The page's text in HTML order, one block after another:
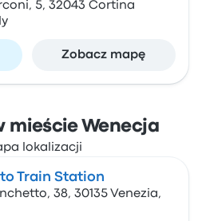
5, 32043 Cortina
Zobacz mapę
mieście Wenecja
Train Station
38, 30135 Venezia,